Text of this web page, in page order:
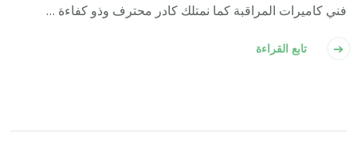
فني كاميرات المراقبة كما نمتلك كادر محترف وذو كفاءة …
تابع القراءة